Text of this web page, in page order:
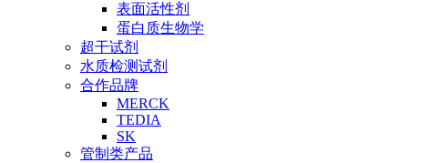
表面活性剂
蛋白质生物学
超干试剂
水质检测试剂
合作品牌
MERCK
TEDIA
SK
管制类产品